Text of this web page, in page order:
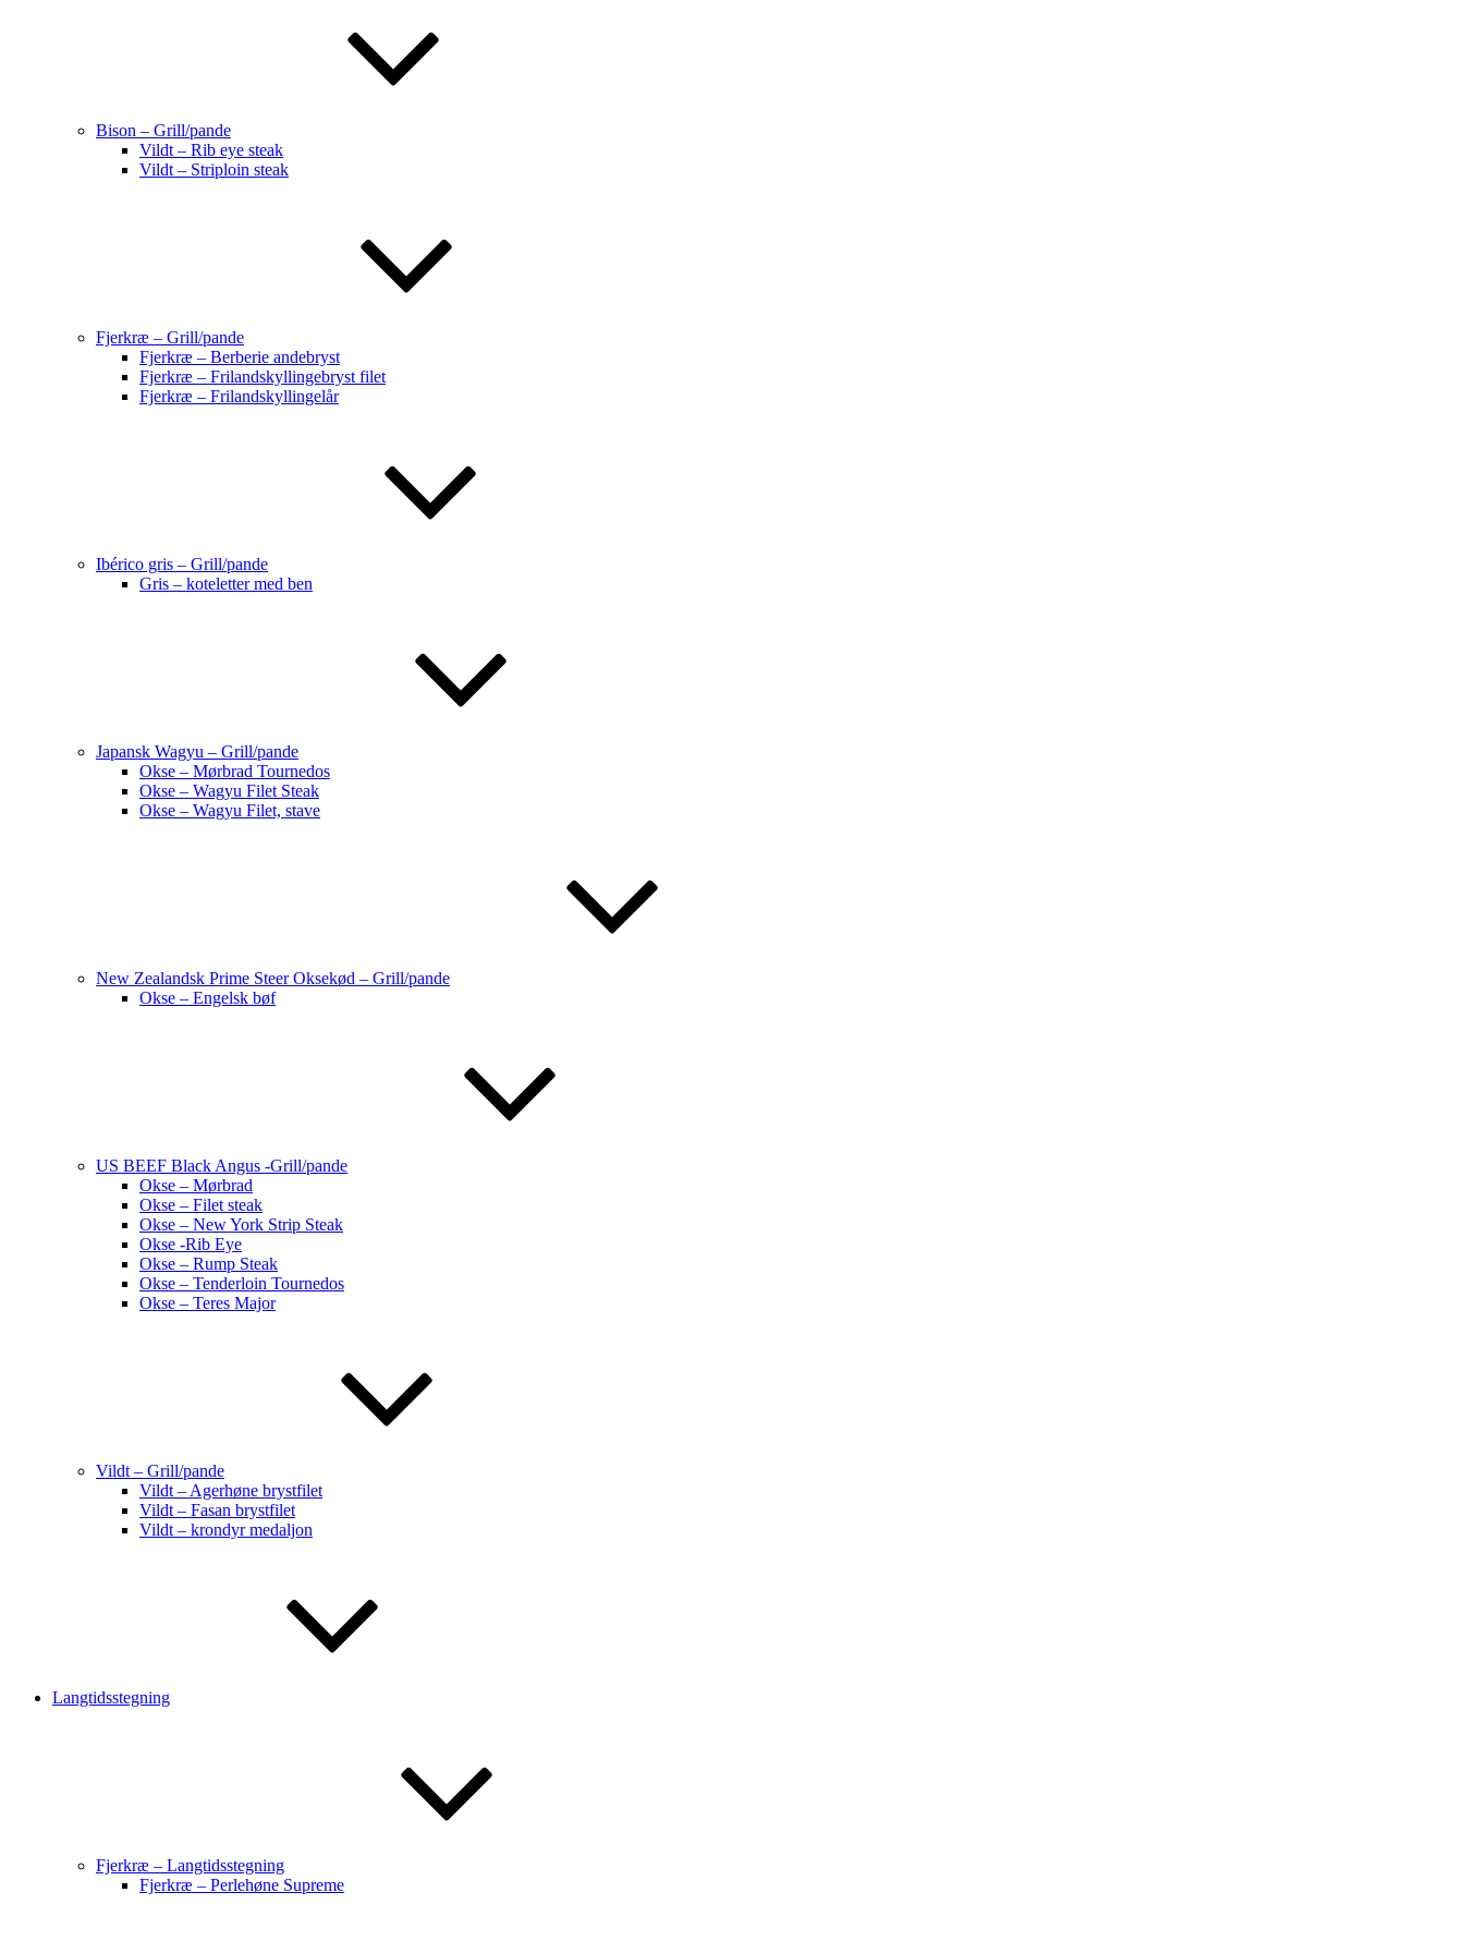
Bison – Grill/pande
Vildt – Rib eye steak
Vildt – Striploin steak
Fjerkræ – Grill/pande
Fjerkræ – Berberie andebryst
Fjerkræ – Frilandskyllingebryst filet
Fjerkræ – Frilandskyllingelår
Ibérico gris – Grill/pande
Gris – koteletter med ben
Japansk Wagyu – Grill/pande
Okse – Mørbrad Tournedos
Okse – Wagyu Filet Steak
Okse – Wagyu Filet, stave
New Zealandsk Prime Steer Oksekød – Grill/pande
Okse – Engelsk bøf
US BEEF Black Angus -Grill/pande
Okse – Mørbrad
Okse – Filet steak
Okse – New York Strip Steak
Okse -Rib Eye
Okse – Rump Steak
Okse – Tenderloin Tournedos
Okse – Teres Major
Vildt – Grill/pande
Vildt – Agerhøne brystfilet
Vildt – Fasan brystfilet
Vildt – krondyr medaljon
Langtidsstegning
Fjerkræ – Langtidsstegning
Fjerkræ – Perlehøne Supreme